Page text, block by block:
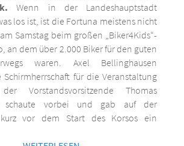
Wenn in der Landeshauptstadt
los ist, ist die Fortuna meistens nicht
Samstag beim großen „Biker4Kids“-
an dem über 2.000 Biker für den guten
waren. Axel Bellinghausen
für die Veranstaltung
Vorstandsvorsitzende Thomas
schaute vorbei und gab auf der
kurz vor dem Start des Korsos ein